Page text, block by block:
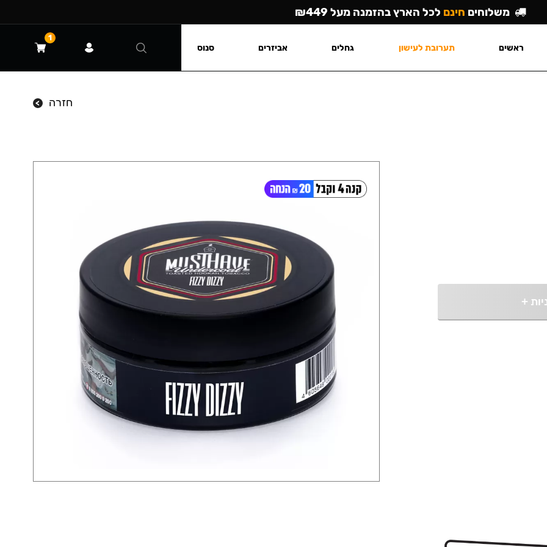
חזרה
+
משלוחים חינם לכל הארץ בהזמנה מעל ₪449
ראשים תערובת לעישון גחלים אביזרים סנוס
1